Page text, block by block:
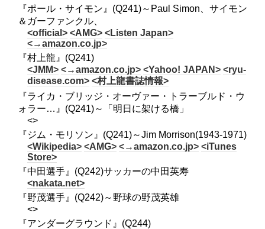
『ポール・サイモン』(Q241)～Paul Simon、サイモン
＆ガーファンクル、
<official> <AMG> <Listen Japan>
<→amazon.co.jp>
『村上龍』(Q241)
<JMM> <→amazon.co.jp> <Yahoo! JAPAN> <ryu-
disease.com> <村上龍書誌情報>
『ライカ・ブリッジ・オーヴァー・トラーブルド・ウ
ォラー…』(Q241)～「明日に架ける橋」
<>
『ジム・モリソン』(Q241)～Jim Morrison(1943-1971)
<Wikipedia> <AMG> <→amazon.co.jp> <iTunes
Store>
『中田選手』(Q242)サッカーの中田英寿
<nakata.net>
『野茂選手』(Q242)～野球の野茂英雄
<>
『アンダーグラウンド』(Q244)